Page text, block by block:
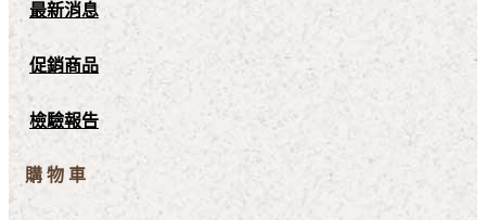
最新消息
促銷商品
檢驗報告
購 物 車